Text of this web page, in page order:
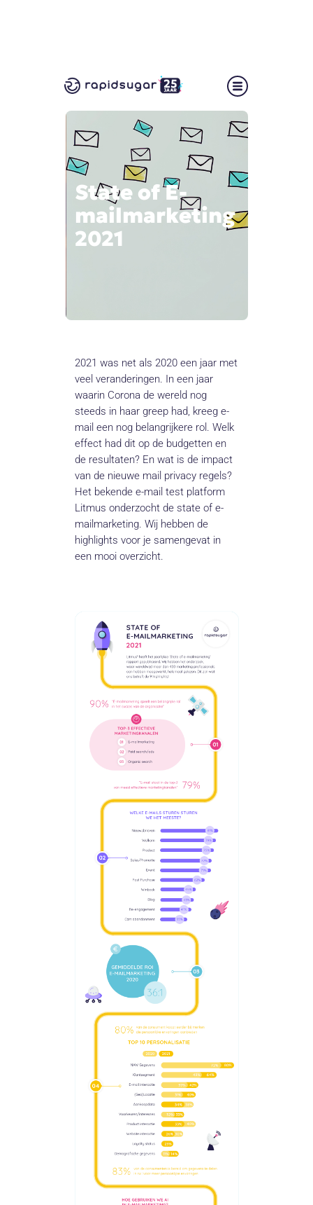
State of E-
mailmarketing
2021
2021 was net als 2020 een jaar met
veel veranderingen. In een jaar
waarin Corona de wereld nog
steeds in haar greep had, kreeg e-
mail een nog belangrijkere rol. Welk
effect had dit op de budgetten en
de resultaten? En wat is de impact
van de nieuwe mail privacy regels?
Het bekende e-mail test platform
Litmus onderzocht de state of e-
mailmarketing. Wij hebben de
highlights voor je samengevat in
een mooi overzicht.